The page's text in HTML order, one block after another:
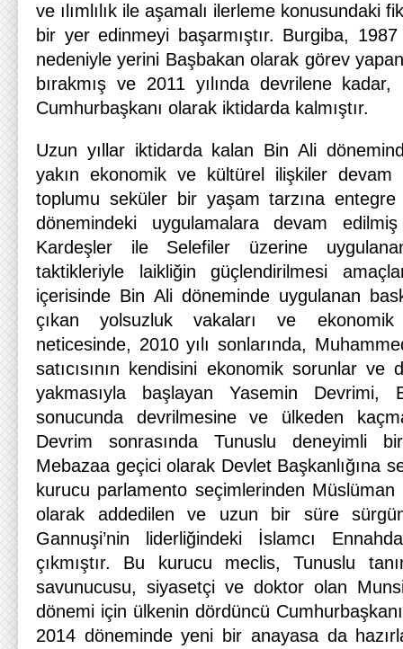
ve ılımlılık ile aşamalı ilerleme konusundaki
bir yer edinmeyi başarmıştır. Burgiba, 1987
nedeniyle yerini Başbakan olarak görev
bırakmış ve 2011 yılında devrilene
Cumhurbaşkanı olarak iktidarda kalmıştır.
Uzun yıllar iktidarda kalan Bin Ali
yakın ekonomik ve kültürel ilişkiler devam
toplumu seküler bir yaşam tarzına
dönemindeki uygulamalara devam
Kardeşler ile Selefiler üzerine
taktikleriyle laikliğin güçlendirilmesi
içerisinde Bin Ali döneminde uygulanan
çıkan yolsuzluk vakaları ve ekonomik
neticesinde, 2010 yılı sonlarında,
satıcısının kendisini ekonomik sorunlar ve
yakmasıyla başlayan Yasemin Devrimi,
sonucunda devrilmesine ve ülkeden
Devrim sonrasında Tunuslu deneyimli
Mebazaa geçici olarak Devlet Başkanlığına
kurucu parlamento seçimlerinden Müslüman
olarak addedilen ve uzun bir süre
Gannuşi’nin liderliğindeki İslamcı
çıkmıştır. Bu kurucu meclis, Tunuslu
savunucusu, siyasetçi ve doktor olan
dönemi için ülkenin dördüncü
2014 döneminde yeni bir anayasa da